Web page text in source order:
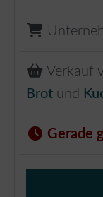
Verkauf
Brot und
Gerade
Verkauf von